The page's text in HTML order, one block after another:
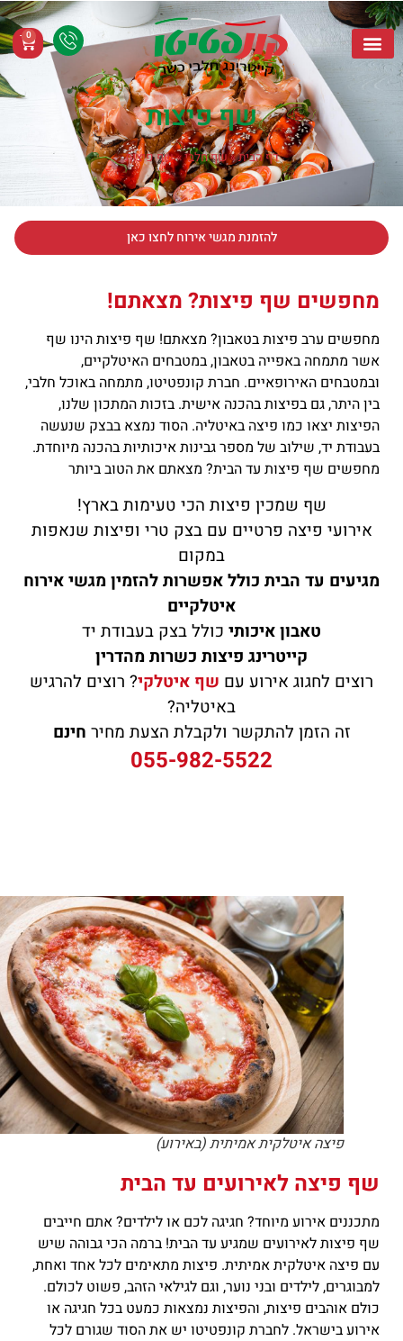
0
שף פיצות
דף הבית»שף חלבי»שף פיצות
להזמנת מגשי אירוח לחצו כאן
מחפשים שף פיצות? מצאתם!
מחפשים ערב פיצות בטאבון? מצאתם! שף פיצות הינו שף
אשר מתמחה באפייה בטאבון, במטבחים האיטלקיים,
ובמטבחים האירופאיים. חברת קונפטיטו, מתמחה באוכל חלבי,
בין היתר, גם בפיצות בהכנה אישית. בזכות המתכון שלנו,
הפיצות יצאו כמו פיצה באיטליה. הסוד נמצא בבצק שנעשה
בעבודת יד, שילוב של מספר גבינות איכותיות בהכנה מיוחדת.
מחפשים שף פיצות עד הבית? מצאתם את הטוב ביותר
שף שמכין פיצות הכי טעימות בארץ!
אירועי פיצה פרטיים עם בצק טרי ופיצות שנאפות
במקום
מגיעים עד הבית כולל אפשרות להזמין מגשי אירוח
איטלקיים
טאבון איכותיכולל בצק בעבודת יד
קייטרינג פיצות כשרות מהדרין
רוצים לחגוג אירוע עםשף איטלקי? רוצים להרגיש
באיטליה?
זה הזמן להתקשר ולקבלת הצעת מחירחינם
055-982-5522
פיצה איטלקית אמיתית (באירוע)
שף פיצה לאירועים עד הבית
מתכננים אירוע מיוחד? חגיגה לכם או לילדים? אתם חייבים
שף פיצות לאירועים שמגיע עד הבית! ברמה הכי גבוהה שיש
עם פיצה איטלקית אמיתית. פיצות מתאימים לכל אחד ואחת,
למבוגרים, לילדים ובני נוער, וגם לגילאי הזהב, פשוט לכולם.
כולם אוהבים פיצות, והפיצות נמצאות כמעט בכל חגיגה או
אירוע בישראל. לחברת קונפטיטו יש את הסוד שגורם לכל